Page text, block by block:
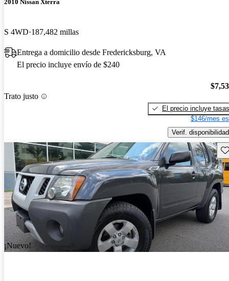
2010 Nissan Xterra
S 4WD 187,482 millas
Entrega a domicilio desde Fredericksburg, VA
El precio incluye envío de $240
Trato justo
El precio incluye tasas
$146/mes
Verif. disponibilidad
¡Nuevo!